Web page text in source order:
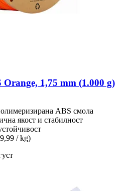
Orange, 1,75 mm (1.000 g)
ABS смола
якост и стабилност
/ kg)